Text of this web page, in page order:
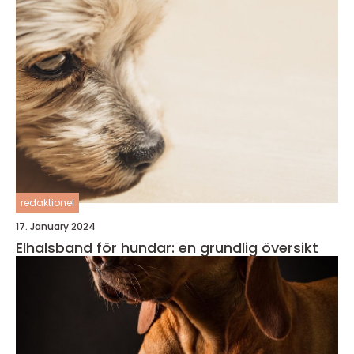
redaktionel
17. January 2024
Elhalsband för hundar: en grundlig översikt